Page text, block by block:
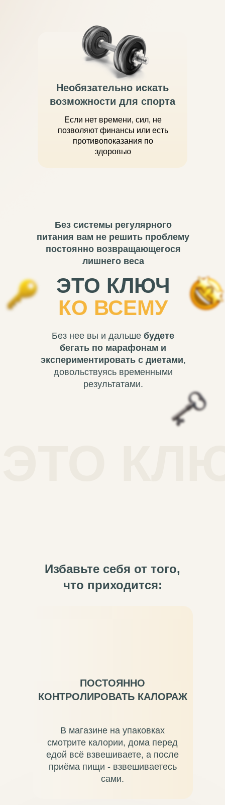
Необязательно искать
возможности для спорта
Если нет времени, сил, не
позволяют финансы или есть
противопоказания по
здоровью
Без системы регулярного
питания вам не решить проблему
постоянно возвращающегося
лишнего веса
ЭТО КЛЮЧ
КО ВСЕМУ
Без нее вы и дальше будете
бегать по марафонам и
экспериментировать с диетами,
довольствуясь временными
результатами.
ПОСТОЯННО
КОНТРОЛИРОВАТЬ КАЛОРАЖ
В магазине на упаковках
смотрите калории, дома перед
едой всё взвешиваете, а после
приёма пищи - взвешиваетесь
сами.
Избавьте себя от того,
что приходится: